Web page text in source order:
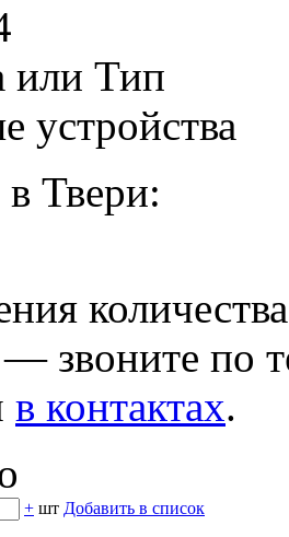
или Тип
устройства
Твери:
— звоните по
в контактах.
+ шт Добавить в список